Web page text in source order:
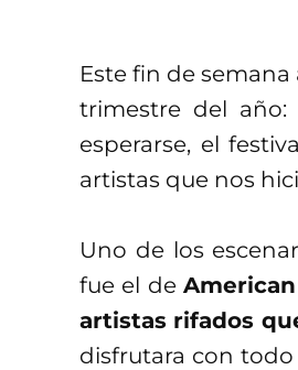
Este fin de
trimestre del año:
esperarse, el
artistas que nos
Uno de los
fue el de
artistas rifados
disfrutara con todo